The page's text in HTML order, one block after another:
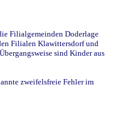
Filialgemeinden Doderlage
Filialen Klawittersdorf und
sind Kinder aus
zweifelsfreie Fehler im